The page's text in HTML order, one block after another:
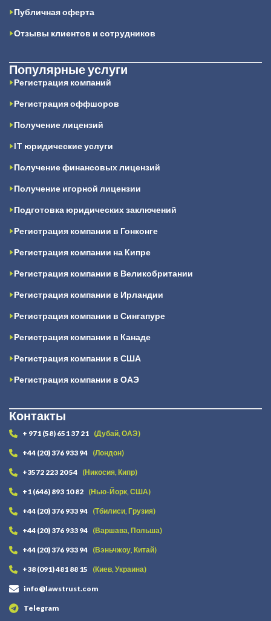
Публичная оферта
Отзывы клиентов и сотрудников
Популярные услуги
Регистрация компаний
Регистрация оффшоров
Получение лицензий
IT юридические услуги
Получение финансовых лицензий
Получение игорной лицензии
Подготовка юридических заключений
Регистрация компании в Гонконге
Регистрация компании на Кипре
Регистрация компании в Великобритании
Регистрация компании в Ирландии
Регистрация компании в Сингапуре
Регистрация компании в Канаде
Регистрация компании в США
Регистрация компании в ОАЭ
Контакты
+ 971 (58) 651 37 21 (Дубай, ОАЭ)
+44 (20) 376 933 94 (Лондон)
+3572 223 20 54 (Никосия, Кипр)
+1 (646) 893 10 82 (Нью-Йорк, США)
+44 (20) 376 933 94 (Тбилиси, Грузия)
+44 (20) 376 933 94 (Варшава, Польша)
+44 (20) 376 933 94 (Вэньчжоу, Китай)
+38 (091) 481 88 15 (Киев, Украина)
info@lawstrust.com
Telegram